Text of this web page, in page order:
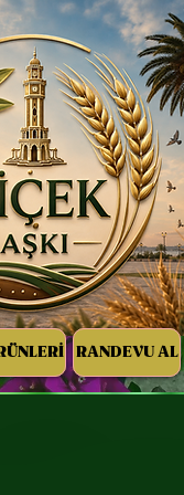
RANDEVU AL